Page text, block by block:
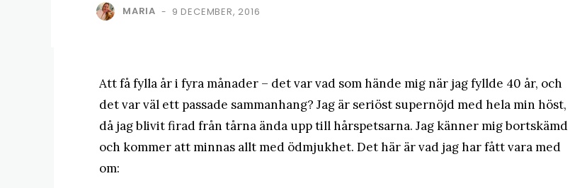
MARIA - 9 DECEMBER, 2016
Att få fylla år i fyra månader – det var vad som hände mig när jag fyllde 40 år, och
det var väl ett passade sammanhang? Jag är seriöst supernöjd med hela min höst,
då jag blivit firad från tårna ända upp till hårspetsarna. Jag känner mig bortskämd
och kommer att minnas allt med ödmjukhet. Det här är vad jag har fått vara med
om: